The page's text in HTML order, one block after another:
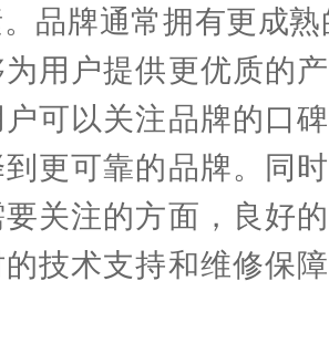
品牌通常拥有更成
用户提供更优质的
可以关注品牌的口
到更可靠的品牌。同
关注的方面，良好
技术支持和维修保